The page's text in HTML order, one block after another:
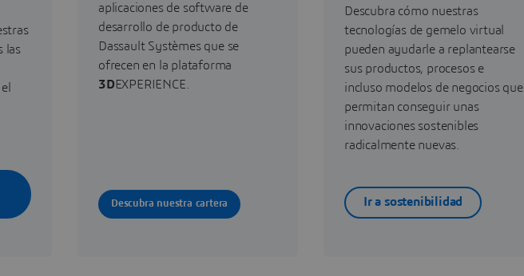
las
aplicaciones de software de
desarrollo de producto de
Dassault Systèmes que se
ofrecen en la plataforma
3DEXPERIENCE.
Descubra nuestra cartera
Descubra cómo nuestras
tecnologías de gemelo virtual
pueden ayudarle a replantearse
sus productos, procesos e
incluso modelos de negocios que
permitan conseguir unas
innovaciones sostenibles
radicalmente nuevas.
Ir a sostenibilidad